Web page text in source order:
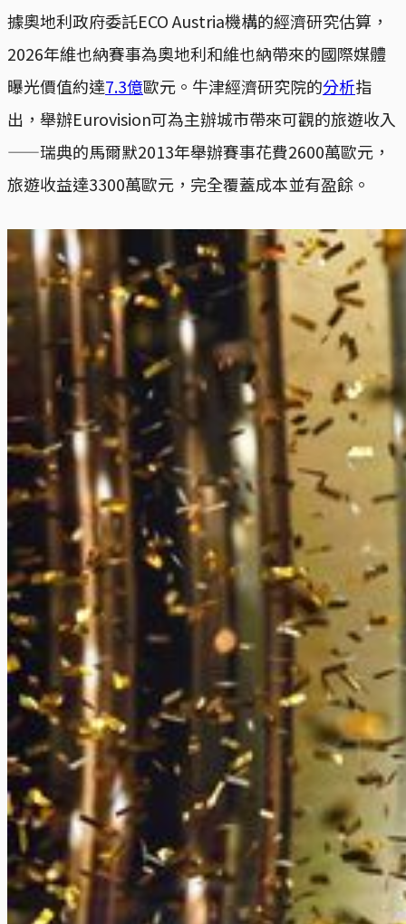
據奧地利政府委託ECO Austria機構的經濟研究估算，
2026年維也納賽事為奧地利和維也納帶來的國際媒體
曝光價值約達7.3億歐元。牛津經濟研究院的分析指
出，舉辦Eurovision可為主辦城市帶來可觀的旅遊收入
——瑞典的馬爾默2013年舉辦賽事花費2600萬歐元，
旅遊收益達3300萬歐元，完全覆蓋成本並有盈餘。